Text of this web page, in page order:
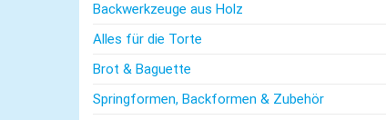
Backwerkzeuge aus Holz
Alles für die Torte
Brot & Baguette
Springformen, Backformen & Zubehör